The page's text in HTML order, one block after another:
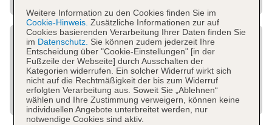
Weitere Information zu den Cookies finden Sie im
Cookie-Hinweis. Zusätzliche Informationen zur auf
Cookies basierenden Verarbeitung Ihrer Daten finden Sie
im Datenschutz. Sie können zudem jederzeit Ihre
Entscheidung über "Cookie-Einstellungen" [in der
Fußzeile der Webseite] durch Ausschalten der
Kategorien widerrufen. Ein solcher Widerruf wirkt sich
nicht auf die Rechtmäßigkeit der bis zum Widerruf
erfolgten Verarbeitung aus. Soweit Sie „Ablehnen“
wählen und Ihre Zustimmung verweigern, können keine
individuellen Angebote unterbreitet werden, nur
notwendige Cookies sind aktiv.